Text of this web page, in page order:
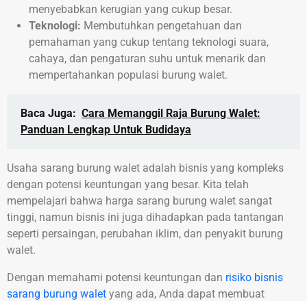
menyebabkan kerugian yang cukup besar.
Teknologi: Membutuhkan pengetahuan dan
pemahaman yang cukup tentang teknologi suara,
cahaya, dan pengaturan suhu untuk menarik dan
mempertahankan populasi burung walet.
Baca Juga: Cara Memanggil Raja Burung Walet:
Panduan Lengkap Untuk Budidaya
Usaha sarang burung walet adalah bisnis yang kompleks
dengan potensi keuntungan yang besar. Kita telah
mempelajari bahwa harga sarang burung walet sangat
tinggi, namun bisnis ini juga dihadapkan pada tantangan
seperti persaingan, perubahan iklim, dan penyakit burung
walet.
Dengan memahami potensi keuntungan dan risiko bisnis
sarang burung walet yang ada, Anda dapat membuat